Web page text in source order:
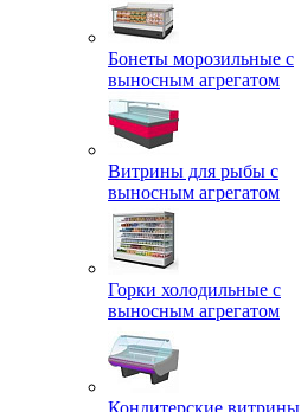
Бонеты морозильные с
выносным агрегатом
Витрины для рыбы с
выносным агрегатом
Горки холодильные с
выносным агрегатом
Кондитерские витрины